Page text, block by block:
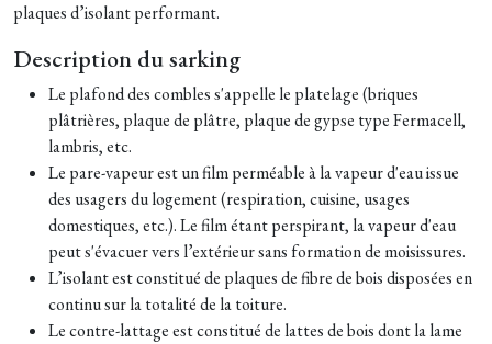
plaques d’isolant performant.
Description du sarking
Le plafond des combles s'appelle le platelage (briques
plâtrières, plaque de plâtre, plaque de gypse type Fermacell,
lambris, etc.
Le pare-vapeur est un film perméable à la vapeur d'eau issue
des usagers du logement (respiration, cuisine, usages
domestiques, etc.). Le film étant perspirant, la vapeur d'eau
peut s'évacuer vers l’extérieur sans formation de moisissures.
L’isolant est constitué de plaques de fibre de bois disposées en
continu sur la totalité de la toiture.
Le contre-lattage est constitué de lattes de bois dont la lame